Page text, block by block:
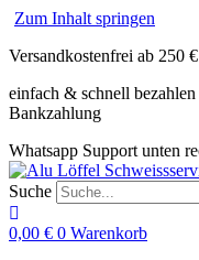
Zum Inhalt springen
Versandkostenfrei ab 250
einfach & schnell
Bankzahlung
Whatsapp Support unten
Suche
0,00 € 0 Warenkorb